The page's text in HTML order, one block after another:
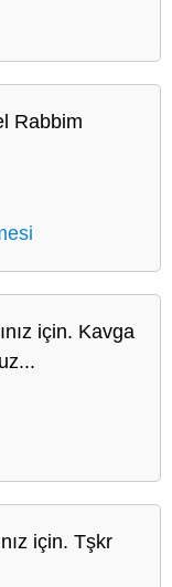
Rabbim
için. Kavga
için. Tşkr